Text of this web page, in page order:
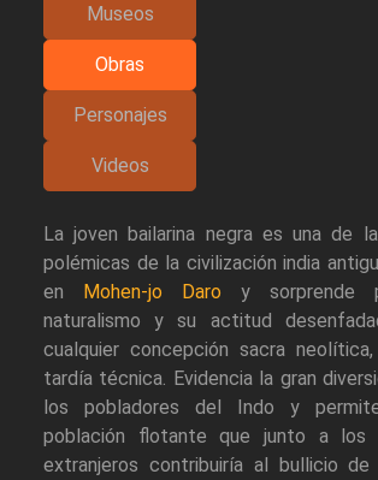
Museos
Obras
Personajes
Videos
La joven bailarina negra es una de
polémicas de la civilización india
en Mohen-jo Daro y sorprende
naturalismo y su actitud
cualquier concepción sacra
tardía técnica. Evidencia la gran
los pobladores del Indo y
población flotante que junto a los
extranjeros contribuiría al bullicio